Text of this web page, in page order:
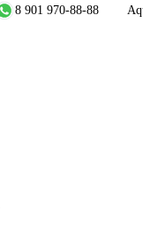
8 901 970-88-88